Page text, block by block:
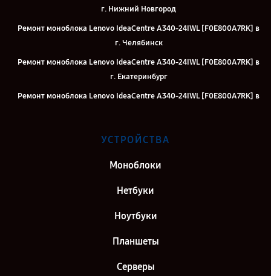
г. Нижний Новгород
Ремонт моноблока Lenovo IdeaCentre A340-24IWL [F0E800A7RK] в
г. Челябинск
Ремонт моноблока Lenovo IdeaCentre A340-24IWL [F0E800A7RK] в
г. Екатеринбург
Ремонт моноблока Lenovo IdeaCentre A340-24IWL [F0E800A7RK] в
г. Москва
Ремонт моноблока Lenovo IdeaCentre A340-24IWL [F0E800A7RK] в
УСТРОЙСТВА
Моноблоки
Нетбуки
Ноутбуки
Планшеты
Серверы